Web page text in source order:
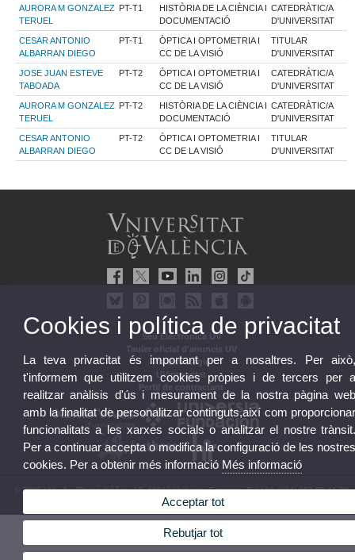
AURORA M GONZALEZ
TERUEL
PT-T1
HISTÒRIA DE LA CIÈNCIA I
DOCUMENTACIÓ
CATEDRÀTIC/A
D'UNIVERSITAT
CESAR ANTONIO
ALBARRAN DIEGO
PT-T1
ÒPTICA I OPTOMETRIA I
CC DE LA VISIÓ
TITULAR
D'UNIVERSITAT
JOSE JUAN ESTEVE
TABOADA
PT-T2
ÒPTICA I OPTOMETRIA I
CC DE LA VISIÓ
CATEDRÀTIC/A
D'UNIVERSITAT
AURORA M GONZALEZ
TERUEL
PT-T2
HISTÒRIA DE LA CIÈNCIA I
DOCUMENTACIÓ
CATEDRÀTIC/A
D'UNIVERSITAT
CESAR ANTONIO
ALBARRAN DIEGO
PT-T2
ÒPTICA I OPTOMETRIA I
CC DE LA VISIÓ
TITULAR
D'UNIVERSITAT
Seu Electrònica UV
Tauler oficial d'anuncis UV
Pla Estratègic
UVintegritat
Perfil de contractant
© 2026 UV. - Av. Blasco Ibáñez, 13. 46010 València. Espanya. Tel. UV: (+34) 963 86 41 00
Política privacitat|Cookies
Cookies i política de privacitat
La teva privacitat és important per a nosaltres. Per
t'informem que utilitzem cookies pròpies i de tercers per
realitzar anàlisis d'ús i mesurament de la nostra pàgina
amb la finalitat de personalitzar continguts,així com
funcionalitats a les xarxes socials o analitzar el nostre
Per a continuar accepta o modifica la configuració de les
cookies. Per a obtenir més informació Més informació
Acceptar tot
Rebutjar tot